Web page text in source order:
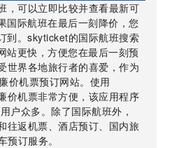
，可以立即比较并查看最新可
国际航班在最后一刻降价，您
到。skyticket的国际航班搜索
站更快，方便您在最后一刻预
世界各地旅行者的喜爱，作为
价机票预订网站。使用
价机票非常方便，该应用程序
户众多。除了国际航班外，
往返机票、酒店预订、国内旅
订服务。